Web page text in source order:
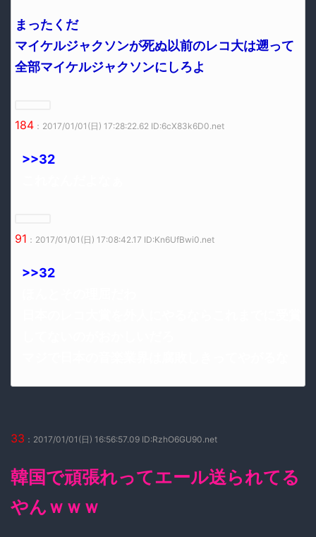
まったくだ
マイケルジャクソンが死ぬ以前のレコ大は遡って
全部マイケルジャクソンにしろよ
184 ：2017/01/01(日) 17:28:22.62 ID:6cX83k6D0.net
>>32
91 ：2017/01/01(日) 17:08:42.17 ID:Kn6UfBwi0.net
>>32
33 ：2017/01/01(日) 16:56:57.09 ID:RzhO6GU90.net
韓国で頑張れってエール送られてる
やんｗｗｗ